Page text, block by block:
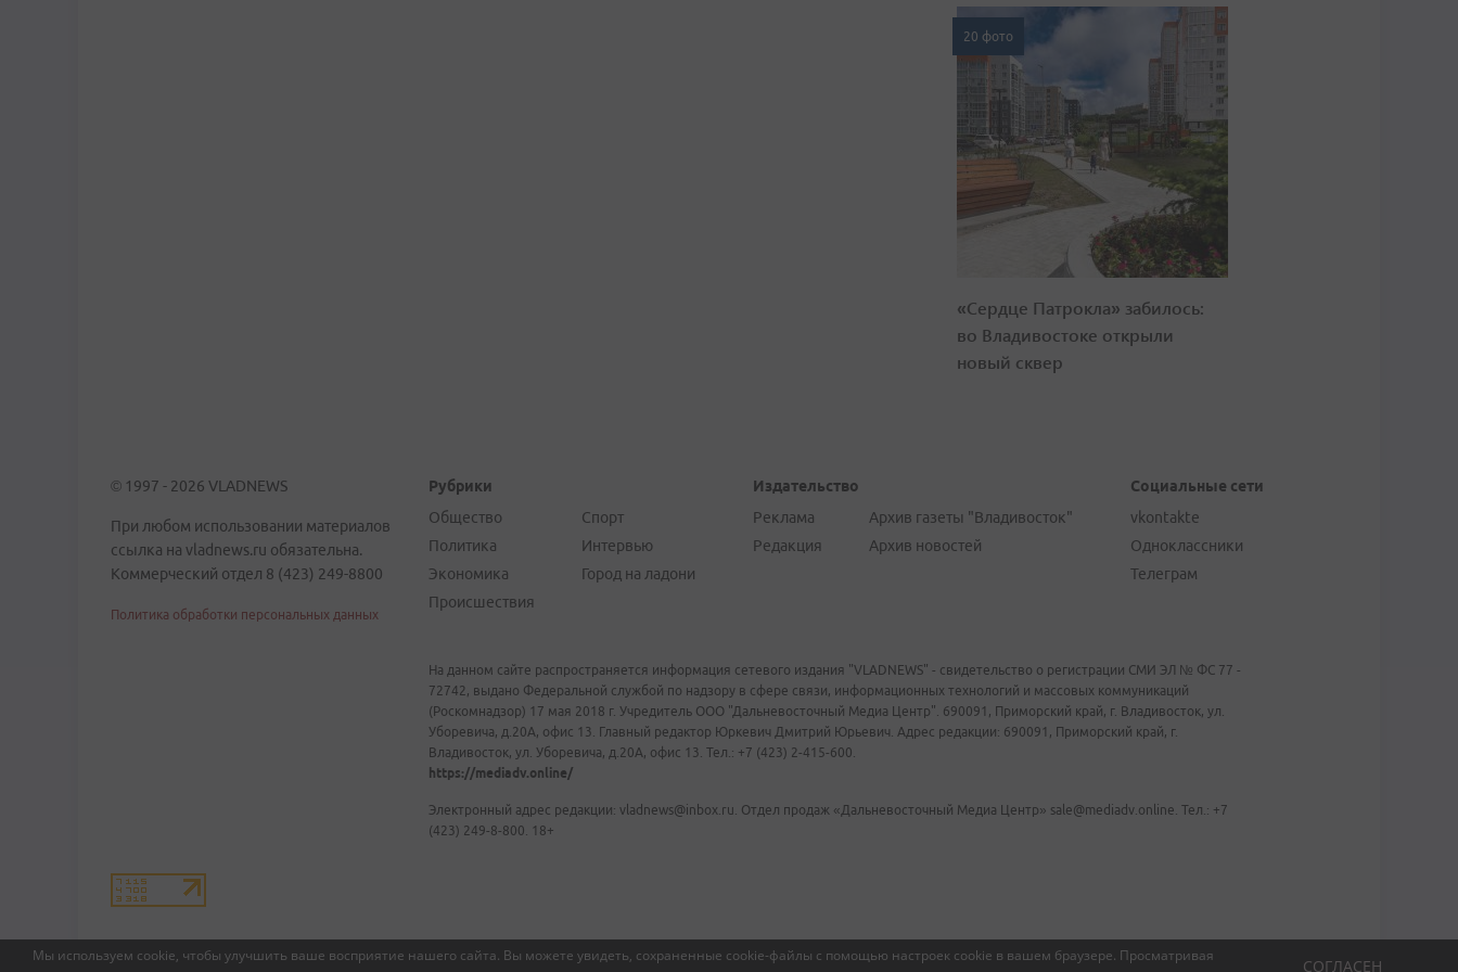
Мы используем cookie, чтобы улучшить ваше восприятие нашего сайта. Вы можете увидеть, сохраненные cookie-файлы с помощью настроек cookie в вашем браузере. Просматривая
СОГЛАСЕН
20 фото
«Сердце Патрокла» забилось:
во Владивостоке открыли
новый сквер
© 1997 - 2026 VLADNEWS
При любом использовании материалов
ссылка на vladnews.ru обязательна.
Коммерческий отдел 8 (423) 249-8800
Политика обработки персональных данных
Рубрики
Общество
Политика
Экономика
Происшествия
Спорт
Интервью
Город на ладони
Издательство
Реклама
Редакция
Архив газеты "Владивосток"
Архив новостей
Социальные сети
vkontakte
Одноклассники
Телеграм
На данном сайте распространяется информация сетевого издания "VLADNEWS" - свидетельство о регистрации СМИ ЭЛ № ФС 77 -
72742, выдано Федеральной службой по надзору в сфере связи, информационных технологий и массовых коммуникаций
(Роскомнадзор) 17 мая 2018 г. Учредитель ООО "Дальневосточный Медиа Центр". 690091, Приморский край, г. Владивосток, ул.
Уборевича, д.20А, офис 13. Главный редактор Юркевич Дмитрий Юрьевич. Адрес редакции: 690091, Приморский край, г.
Владивосток, ул. Уборевича, д.20А, офис 13. Тел.: +7 (423) 2-415-600.
https://mediadv.online/
Электронный адрес редакции: vladnews@inbox.ru. Отдел продаж «Дальневосточный Медиа Центр» sale@mediadv.online. Тел.: +7
(423) 249-8-800. 18+